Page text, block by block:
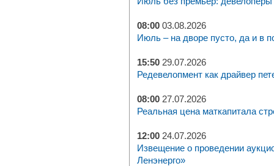
08:00 03.08.2026
Июль – на дворе пусто, да и в
15:50 29.07.2026
Редевелопмент как драйвер
08:00 27.07.2026
Реальная цена маткапитала
12:00 24.07.2026
Извещение о проведении
Ленэнерго»